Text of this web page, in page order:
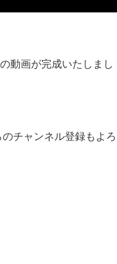
動画が完成いたしまし
チャンネル登録もよろ